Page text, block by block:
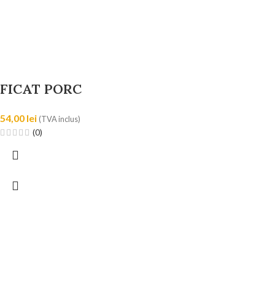
FICAT PORC
54,00 lei (TVA inclus)
(0)